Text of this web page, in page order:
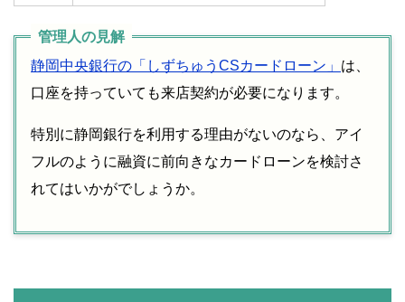
静岡中央銀行の「しずちゅうCSカードローン」 は、
口座を持っていても来店契約が必要になります。
特別に静岡銀行を利用する理由がないのなら、アイ
フルのように融資に前向きなカードローンを検討さ
れてはいかがでしょうか。